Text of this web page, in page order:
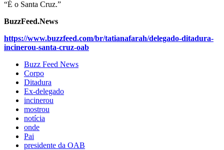
“É o Santa Cruz.”
BuzzFeed.News
https://www.buzzfeed.com/br/tatianafarah/delegado-ditadura-
incinerou-santa-cruz-oab
Buzz Feed News
Corpo
Ditadura
Ex-delegado
incinerou
mostrou
notícia
onde
Pai
presidente da OAB